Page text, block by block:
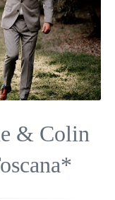
& Colin